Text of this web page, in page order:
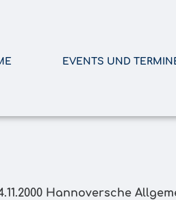
EVENTS UND
Hannoversche